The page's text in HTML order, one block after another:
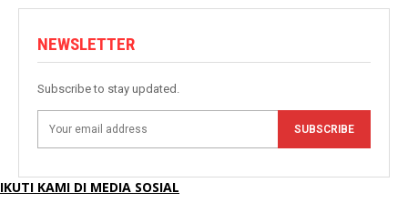
NEWSLETTER
Subscribe to stay updated.
SUBSCRIBE
IKUTI KAMI DI MEDIA SOSIAL